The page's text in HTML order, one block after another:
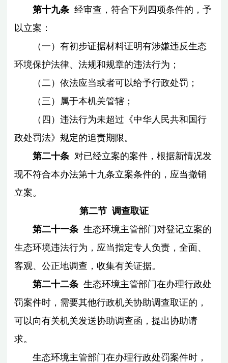
第十九条 经审查，符合下列四项条件的，予
以立案：
（一）有初步证据材料证明有涉嫌违反生态
环境保护法律、法规和规章的违法行为；
（二）依法应当或者可以给予行政处罚；
（三）属于本机关管辖；
（四）违法行为未超过《中华人民共和国行
政处罚法》规定的追责期限。
第二十条 对已经立案的案件，根据新情况发
现不符合本办法第十九条立案条件的，应当撤销
立案。
第二节 调查取证
第二十一条 生态环境主管部门对登记立案的
生态环境违法行为，应当指定专人负责，全面、
客观、公正地调查，收集有关证据。
第二十二条 生态环境主管部门在办理行政处
罚案件时，需要其他行政机关协助调查取证的，
可以向有关机关发送协助调查函，提出协助请
求。
生态环境主管部门在办理行政处罚案件时，